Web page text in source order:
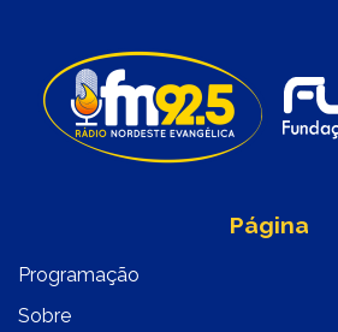
Página
Programação
Sobre